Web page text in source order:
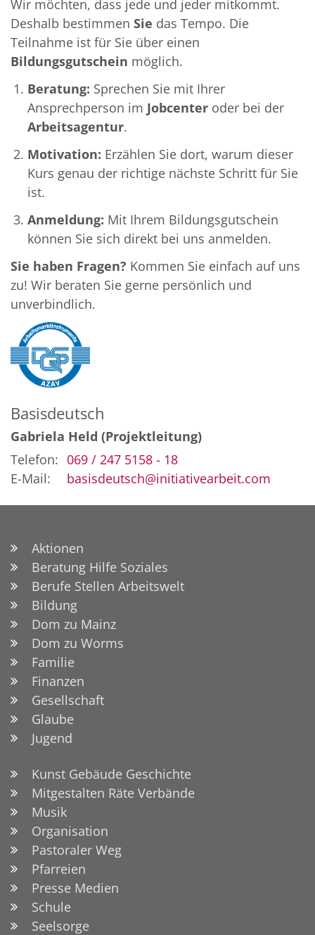
Wir möchten, dass jede und jeder mitkommt.
Deshalb bestimmen Sie das Tempo. Die
Teilnahme ist für Sie über einen
Bildungsgutschein möglich.
Beratung: Sprechen Sie mit Ihrer
Ansprechperson im Jobcenter oder bei der
Arbeitsagentur.
Motivation: Erzählen Sie dort, warum dieser
Kurs genau der richtige nächste Schritt für Sie
ist.
Anmeldung: Mit Ihrem Bildungsgutschein
können Sie sich direkt bei uns anmelden.
Sie haben Fragen? Kommen Sie einfach auf uns
zu! Wir beraten Sie gerne persönlich und
unverbindlich.
Basisdeutsch
Gabriela Held (Projektleitung)
Telefon: 069 / 247 5158 - 18
E-Mail:
basisdeutsch@initiativearbeit.com
Aktionen
Beratung Hilfe Soziales
Berufe Stellen Arbeitswelt
Bildung
Dom zu Mainz
Dom zu Worms
Familie
Finanzen
Gesellschaft
Glaube
Jugend
Kunst Gebäude Geschichte
Mitgestalten Räte Verbände
Musik
Organisation
Pastoraler Weg
Pfarreien
Presse Medien
Schule
Seelsorge